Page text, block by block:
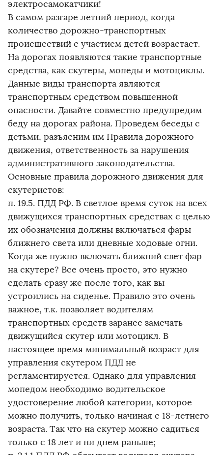
электросамокатчики!
В самом разгаре летний период, когда
количество дорожно-транспортных
происшествий с участием детей возрастает.
На дорогах появляются такие транспортные
средства, как скутеры, мопеды и мотоциклы.
Данные виды транспорта являются
транспортным средством повышенной
опасности. Давайте совместно предупредим
беду на дорогах района. Проведем беседы с
детьми, разъясним им Правила дорожного
движения, ответственность за нарушения
административного законодательства.
Основные правила дорожного движения для
скутеристов:
п. 19.5. ПДД РФ. В светлое время суток на всех
движущихся транспортных средствах с целью
их обозначения должны включаться фары
ближнего света или дневные ходовые огни.
Когда же нужно включать ближний свет фар
на скутере? Все очень просто, это нужно
сделать сразу же после того, как вы
устроились на сиденье. Правило это очень
важное, т.к. позволяет водителям
транспортных средств заранее замечать
движущийся скутер или мотоцикл. В
настоящее время минимальный возраст для
управления скутером ПДД не
регламентируется. Однако для управления
мопедом необходимо водительское
удостоверение любой категории, которое
можно получить, только начиная с 18-летнего
возраста. Так что на скутер можно садиться
только с 18 лет и ни днем раньше;